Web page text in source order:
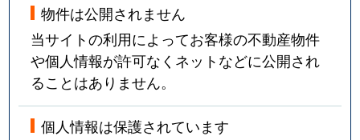
物件は公開されません
当サイトの利用によってお客様の不動産物件
や個人情報が許可なくネットなどに公開され
ることはありません。
個人情報は保護されています